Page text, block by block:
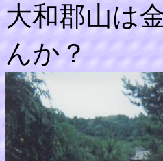
大和郡山は
んか？